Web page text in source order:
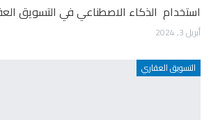
استخدام الذكاء الاصطناعي في التسويق
أبريل 3, 2024
التسويق العقاري